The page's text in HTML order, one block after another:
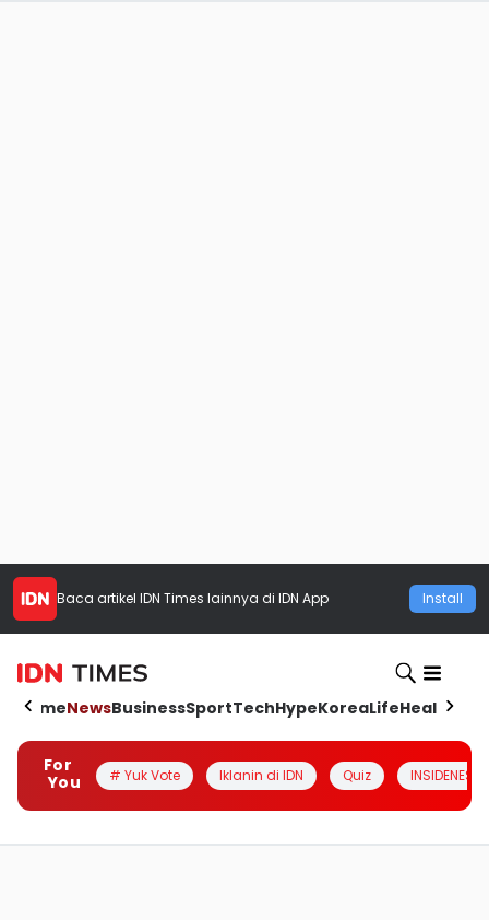
Baca artikel IDN Times lainnya di IDN App Install
HomeNewsBusinessSportTechHypeKoreaLifeHealth
For
You
# Yuk Vote Iklanin di IDN Quiz INSIDENESIA